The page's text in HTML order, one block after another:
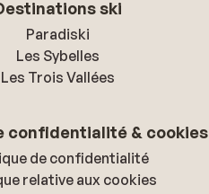
ski
Paradiski
Les Sybelles
Les Trois Vallées
confidentialité & cookies
de confidentialité
relative aux cookies